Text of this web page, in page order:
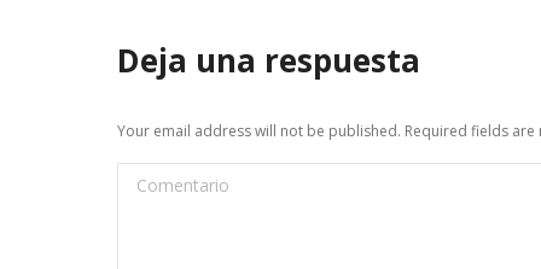
Deja una respuesta
Your email address will not be published. Required fields are
Comentario